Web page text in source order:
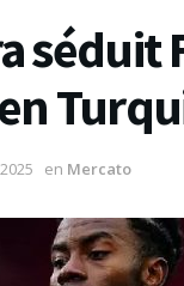
séduit
en Mercato